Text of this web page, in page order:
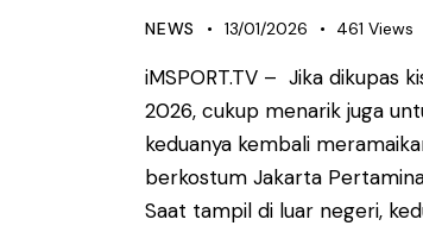
NEWS 13/01/2026 461 Views
iMSPORT.TV – Jika dikupas
2026, cukup menarik juga
keduanya kembali
berkostum Jakarta
Saat tampil di luar negeri,